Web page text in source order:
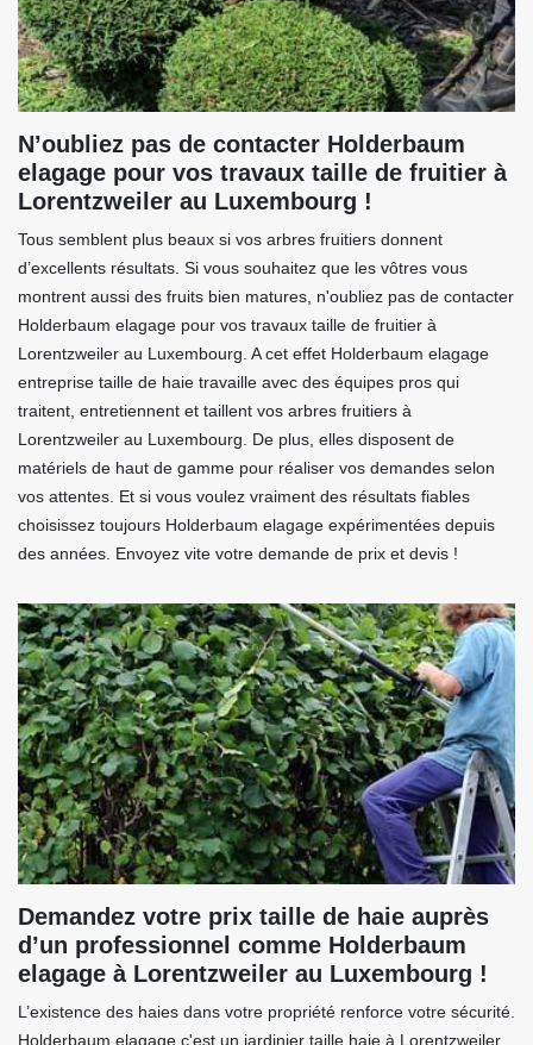
N’oubliez pas de contacter Holderbaum
elagage pour vos travaux taille de fruitier à
Lorentzweiler au Luxembourg !
Tous semblent plus beaux si vos arbres fruitiers donnent
d’excellents résultats. Si vous souhaitez que les vôtres vous
montrent aussi des fruits bien matures, n'oubliez pas de contacter
Holderbaum elagage pour vos travaux taille de fruitier à
Lorentzweiler au Luxembourg. A cet effet Holderbaum elagage
entreprise taille de haie travaille avec des équipes pros qui
traitent, entretiennent et taillent vos arbres fruitiers à
Lorentzweiler au Luxembourg. De plus, elles disposent de
matériels de haut de gamme pour réaliser vos demandes selon
vos attentes. Et si vous voulez vraiment des résultats fiables
choisissez toujours Holderbaum elagage expérimentées depuis
des années. Envoyez vite votre demande de prix et devis !
Demandez votre prix taille de haie auprès
d’un professionnel comme Holderbaum
elagage à Lorentzweiler au Luxembourg !
L’existence des haies dans votre propriété renforce votre sécurité.
Holderbaum elagage c'est un jardinier taille haie à Lorentzweiler